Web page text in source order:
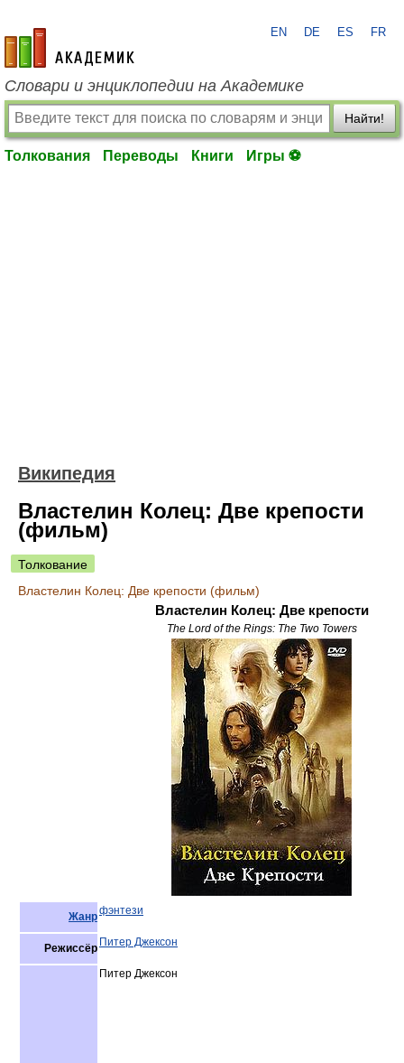
academic.ru
EN DE ES FR
Словари и энциклопедии на Академике
Найти!
Толкования Переводы Книги Игры ⚽
Википедия
Властелин Колец: Две крепости
(фильм)
Толкование
Властелин Колец: Две крепости (фильм)
Властелин Колец: Две крепости
The Lord of the Rings: The Two Towers
Жанрфэнтези
Режиссёр Питер Джексон
Питер Джексон